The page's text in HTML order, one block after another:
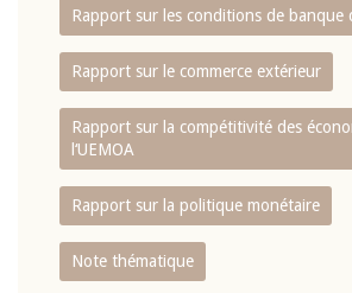
Rapport sur les conditions de banque
Rapport sur le commerce extérieur
Rapport sur la compétitivité des
l‘UEMOA
Rapport sur la politique monétaire
Note thématique